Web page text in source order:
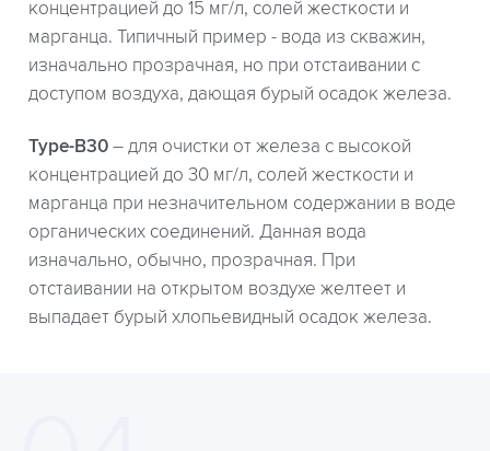
концентрацией до 15 мг/л, солей жесткости и
марганца. Типичный пример - вода из скважин,
изначально прозрачная, но при отстаивании с
доступом воздуха, дающая бурый осадок железа.
Type-B30 – для очистки от железа с высокой
концентрацией до 30 мг/л, солей жесткости и
марганца при незначительном содержании в воде
органических соединений. Данная вода
изначально, обычно, прозрачная. При
отстаивании на открытом воздухе желтеет и
выпадает бурый хлопьевидный осадок железа.